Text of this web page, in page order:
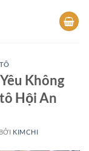
Không
Hội An
BỞI KIMCHI